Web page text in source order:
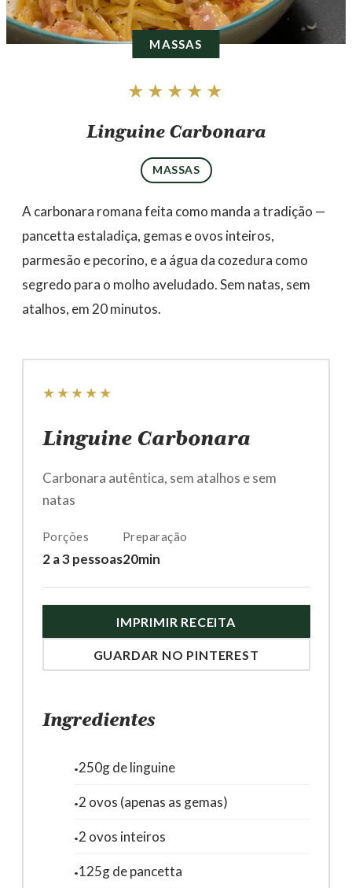
MASSAS
★★★★★
Linguine Carbonara
MASSAS
A carbonara romana feita como manda a tradição —
pancetta estaladiça, gemas e ovos inteiros,
parmesão e pecorino, e a água da cozedura como
segredo para o molho aveludado. Sem natas, sem
atalhos, em 20 minutos.
★★★★★
Linguine Carbonara
Carbonara autêntica, sem atalhos e sem
natas
Porções
2 a 3 pessoas
Preparação
20min
IMPRIMIR RECEITA
GUARDAR NO PINTEREST
Ingredientes
250g de linguine
2 ovos (apenas as gemas)
2 ovos inteiros
125g de pancetta